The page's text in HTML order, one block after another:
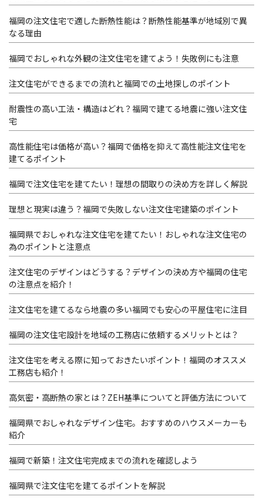
福岡の注文住宅で適した断熱性能は？断熱性能基準が地域別で異
なる理由
福岡でおしゃれな外観の注文住宅を建てよう！失敗例にも注意
注文住宅ができるまでの流れと福岡での土地探しのポイント
耐震性の高い工法・構造はどれ？福岡で建てる地震に強い注文住
宅
高性能住宅は価格が高い？福岡で価格を抑えて高性能注文住宅を
建てるポイント
福岡で注文住宅を建てたい！理想の間取りの決め方を詳しく解説
理想と現実は違う？福岡で失敗しない注文住宅建築のポイント
福岡県でおしゃれな注文住宅を建てたい！おしゃれな注文住宅の
為のポイントと注意点
注文住宅のデザインはどうする？デザインの決め方や福岡の住宅
の注意点を紹介！
注文住宅を建てるなら地震の多い福岡でも安心の平屋住宅に注目
福岡の注文住宅設計を地域の工務店に依頼するメリットとは？
注文住宅を考える際に知っておきたいポイント！福岡のオススメ
工務店も紹介！
高気密・高断熱の家とは？ZEH基準についてと評価方法について
福岡県でおしゃれなデザイン住宅。おすすめのハウスメーカーも
紹介
福岡で新築！注文住宅完成までの流れを確認しよう
福岡県で注文住宅を建てるポイントを解説